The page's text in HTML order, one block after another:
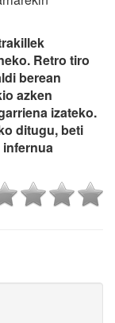
Retro tiro
berean
azken
izateko.
ditugu, beti
infernua